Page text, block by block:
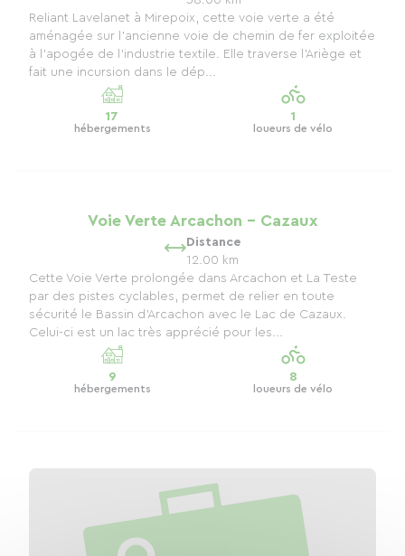
Reliant Lavelanet à Mirepoix, cette voie verte a été
aménagée sur l'ancienne voie de chemin de fer exploitée
à l'apogée de l'industrie textile. Elle traverse l'Ariège et
fait une incursion dans le dép...
17
hébergements
1
loueurs de vélo
Voie Verte Arcachon - Cazaux
Distance
12.00 km
Cette Voie Verte prolongée dans Arcachon et La Teste
par des pistes cyclables, permet de relier en toute
sécurité le Bassin d'Arcachon avec le Lac de Cazaux.
Celui-ci est un lac très apprécié pour les...
9
hébergements
8
loueurs de vélo